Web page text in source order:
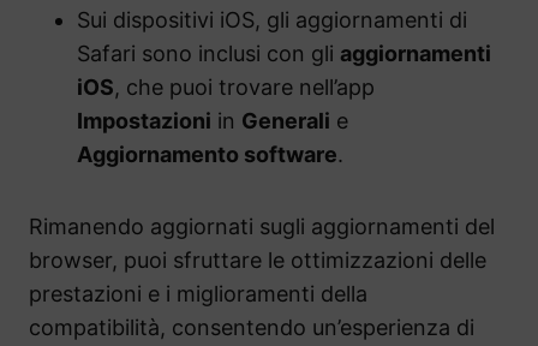
Sui dispositivi iOS, gli aggiornamenti di
Safari sono inclusi con gli aggiornamenti
iOS, che puoi trovare nell’app
Impostazioni in Generali e
Aggiornamento software.
Rimanendo aggiornati sugli aggiornamenti del
browser, puoi sfruttare le ottimizzazioni delle
prestazioni e i miglioramenti della
compatibilità, consentendo un’esperienza di